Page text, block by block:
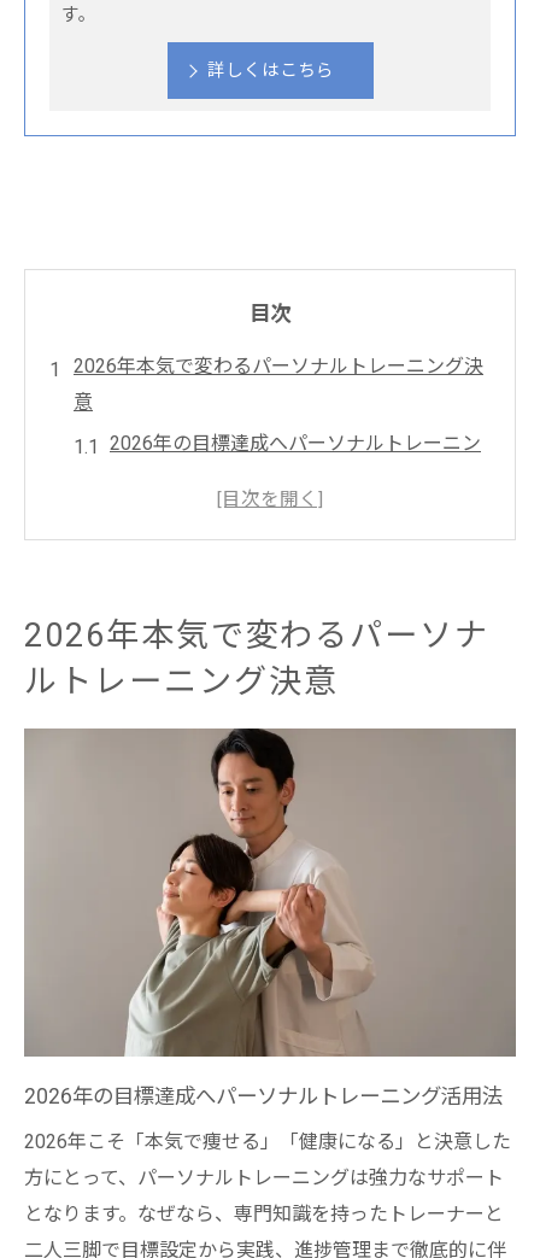
す。
詳しくはこちら
目次
2026年本気で変わるパーソナルトレーニング決
意
2026年の目標達成へパーソナルトレーニン
ー選び
パーソナルトレーニングが人生を変える理
新年に向けた本気の一歩をパーソナルトレ
ダイエット目標達成なら環境づくりがカギ
パーソナルトレーニングが支える成功環境
の作り方
ダイエット目標達成に環境整備が不可欠な
理由
習慣化を後押しするパートナーの存在意義
グの効果
ダイエット成功者が実践する環境戦略とは
意思だけに頼らない継続習慣を作る方法
パーソナルトレーニングで継続力を高める
2026年本気で変わるパーソナ
ルトレーニング決意
2026年の目標達成へパーソナルトレーニング活用法
2026年こそ「本気で痩せる」「健康になる」と決意した
方にとって、パーソナルトレーニングは強力なサポート
となります。なぜなら、専門知識を持ったトレーナーと
二人三脚で目標設定から実践、進捗管理まで徹底的に伴